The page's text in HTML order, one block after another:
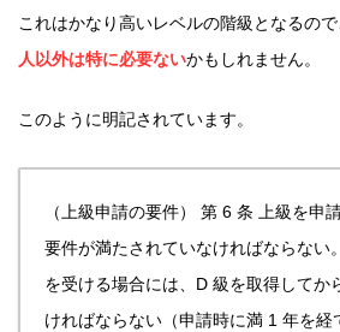
これはかなり高いレベルの階級となるので
人以外は特に必要ないかもしれません。
このように明記されています。
（上級申請の要件）
第 6 条 上級を申
要件が満たされていなければならない。
を受ける場合には、D 級を取得してか
ければならない（申請時に満 1 年を経